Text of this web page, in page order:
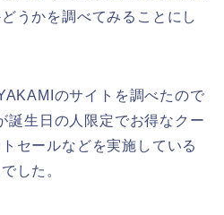
うかを調べてみることにし
のサイトを調べたので
誕生日の人限定でお得なクー
セールなどを実施している
した。